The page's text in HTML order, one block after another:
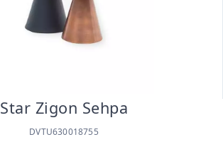
Star Zigon Sehpa
DVTU630018755